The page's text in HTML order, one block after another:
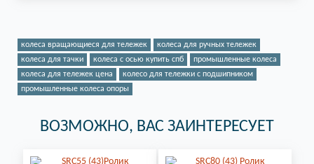
колеса вращающиеся для тележек
колеса для ручных тележек
колеса для тачки
колеса с осью купить спб
промышленные колеса
колеса для тележек цена
колесо для тележки с подшипником
промышленные колеса опоры
ВОЗМОЖНО, ВАС ЗАИНТЕРЕСУЕТ